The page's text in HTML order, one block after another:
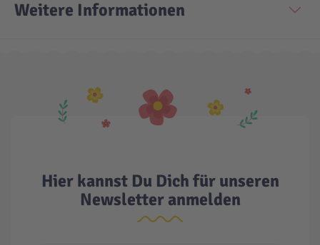
Weitere Informationen
Hier kannst Du Dich für unseren
Newsletter anmelden